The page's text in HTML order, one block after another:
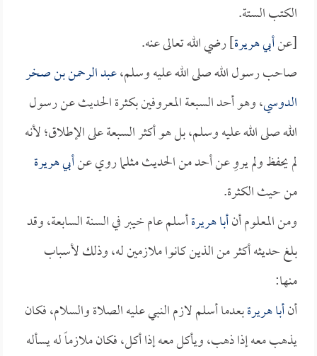
الكتب الستة.
[عنأبي هريرة] رضي الله تعالى عنه.
صاحب رسول الله صلى الله عليه وسلم،عبد الرحمن بن صخر
الدوسي، وهو أحد السبعة المعروفين بكثرة الحديث عن رسول
الله صلى الله عليه وسلم، بل هو أكثر السبعة على الإطلاق؛ لأنه
لم يحفظ ولم يروِ عن أحد من الحديث مثلما روي عنأبي هريرة
من حيث الكثرة.
ومن المعلوم أنأبا هريرةأسلم عام خيبر في السنة السابعة، وقد
بلغ حديثه أكثر من الذين كانوا ملازمين له، وذلك لأسباب
منها:
أنأبا هريرةبعدما أسلم لازم النبي عليه الصلاة والسلام، فكان
يذهب معه إذا ذهب، ويأكل معه إذا أكل، فكان ملازماً له يسأله